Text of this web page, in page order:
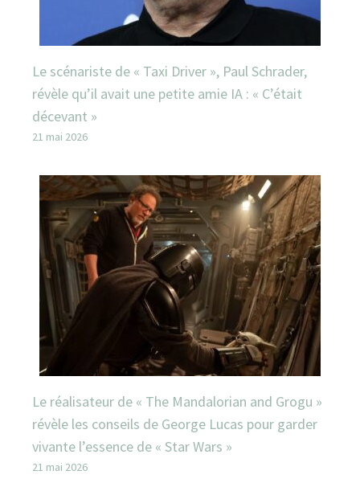
Le scénariste de « Taxi Driver », Paul Schrader,
révèle qu’il avait une petite amie IA : « C’était
décevant »
21 mai 2026
Le réalisateur de « The Mandalorian and Grogu »
révèle les conseils de George Lucas pour garder
vivante l’essence de « Star Wars »
21 mai 2026